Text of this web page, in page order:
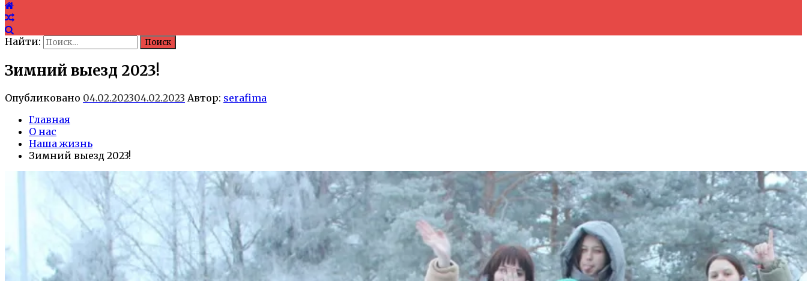
Найти:
Зимний выезд 2023!
Опубликовано 04.02.202304.02.2023 Автор: serafima
Главная
О нас
Наша жизнь
Зимний выезд 2023!